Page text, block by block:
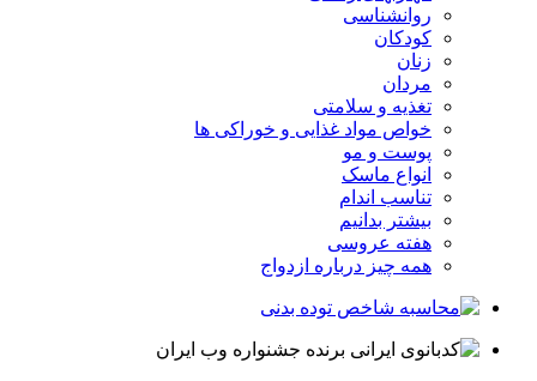
روانشناسی
کودکان
زنان
مردان
تغذیه و سلامتی
خواص مواد غذایی و خوراکی ها
پوست و مو
انواع ماسک
تناسب اندام
بیشتر بدانیم
هفته عروسی
همه چیز درباره ازدواج